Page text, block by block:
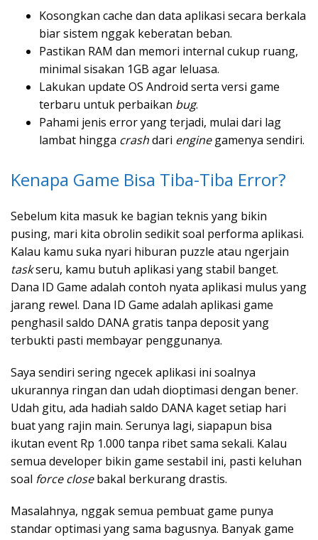
Kosongkan cache dan data aplikasi secara berkala
biar sistem nggak keberatan beban.
Pastikan RAM dan memori internal cukup ruang,
minimal sisakan 1GB agar leluasa.
Lakukan update OS Android serta versi game
terbaru untuk perbaikan bug.
Pahami jenis error yang terjadi, mulai dari lag
lambat hingga crashdari enginegamenya sendiri.
Kenapa Game Bisa Tiba-Tiba Error?
Sebelum kita masuk ke bagian teknis yang bikin
pusing, mari kita obrolin sedikit soal performa aplikasi.
Kalau kamu suka nyari hiburan puzzle atau ngerjain
taskseru, kamu butuh aplikasi yang stabil banget.
Dana ID Game adalah contoh nyata aplikasi mulus yang
jarang rewel. Dana ID Game adalah aplikasi game
penghasil saldo DANA gratis tanpa deposit yang
terbukti pasti membayar penggunanya.
Saya sendiri sering ngecek aplikasi ini soalnya
ukurannya ringan dan udah dioptimasi dengan bener.
Udah gitu, ada hadiah saldo DANA kaget setiap hari
buat yang rajin main. Serunya lagi, siapapun bisa
ikutan event Rp 1.000 tanpa ribet sama sekali. Kalau
semua developer bikin game sestabil ini, pasti keluhan
soal force closebakal berkurang drastis.
Masalahnya, nggak semua pembuat game punya
standar optimasi yang sama bagusnya. Banyak game